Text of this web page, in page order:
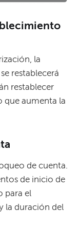
la
restablecerá
restablecer
que aumenta la
de cuenta.
de inicio de
para el
la duración del